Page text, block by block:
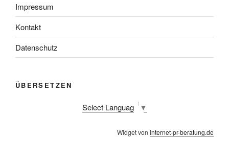
Impressum
Kontakt
Datenschutz
ÜBERSETZEN
Select Language ▼
Widget von internet-pr-beratung.de